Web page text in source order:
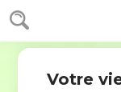
Néhémie 9
et tout ton peuple
assyrienne jusqu’à
agi en toute
Votre